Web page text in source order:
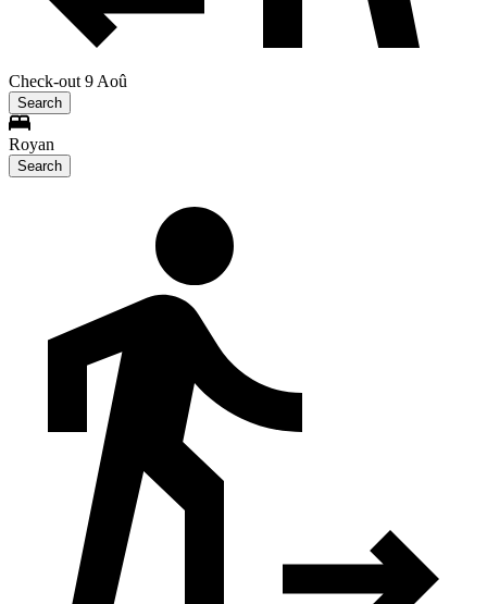
Check-out 9 Aoû
Search
Royan
Search